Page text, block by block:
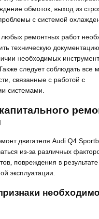
обмоток, выход из
с системой
ремонтных работ
техническую
необходимых
следует соблюдать все
связанные с работой с
системами.
двигателя Audi Q4
из-за различных
повреждения в
эксплуатации.